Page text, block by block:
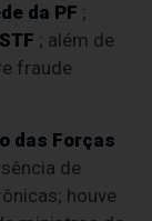
da PF ;
; além de
fraude
das Forças
de
houve